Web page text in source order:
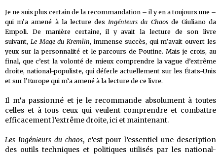
Je ne suis plus certain de la recommandation – il y en a toujours une –
qui m’a amené à la lecture desIngénieurs du Chaosde Giuliano da
Empoli. De manière certaine, il y avait la lecture de son livre
suivant, Le Mage du Kremlin, immense succès, qui m’avait ouvert les
yeux sur la personnalité et le parcours de Poutine. Mais je crois, au
final, que c’est la volonté de mieux comprendre la vague d’extrême
droite, national-populiste, qui déferle actuellement sur les États-Unis
et sur l’Europe qui m’a amené à la lecture de ce livre.
Il m’a passionné et je le recommande absolument à toutes
celles et à tous ceux qui veulent comprendre et combattre
efficacement l’extrême droite, ici et maintenant.
Les Ingénieurs du chaos, c’est pour l’essentiel une description
des outils techniques et politiques utilisés par les national-